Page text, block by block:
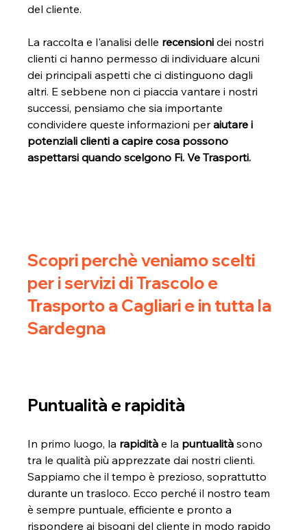
del cliente.
La raccolta e l'analisi delle recensioni dei nostri
clienti ci hanno permesso di individuare alcuni
dei principali aspetti che ci distinguono dagli
altri. E sebbene non ci piaccia vantare i nostri
successi, pensiamo che sia importante
condividere queste informazioni per aiutare i
potenziali clienti a capire cosa possono
aspettarsi quando scelgono Fi. Ve Trasporti.
Scopri perchè veniamo scelti
per i servizi di Trascolo e
Trasporto a Cagliari e in tutta la
Sardegna
Puntualità e rapidità
In primo luogo, la rapidità e la puntualità sono
tra le qualità più apprezzate dai nostri clienti.
Sappiamo che il tempo è prezioso, soprattutto
durante un trasloco. Ecco perché il nostro team
è sempre puntuale, efficiente e pronto a
rispondere ai bisogni del cliente in modo rapido